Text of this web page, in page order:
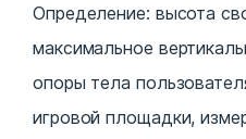
Определение: высота
максимальное
опоры тела
игровой площадки,